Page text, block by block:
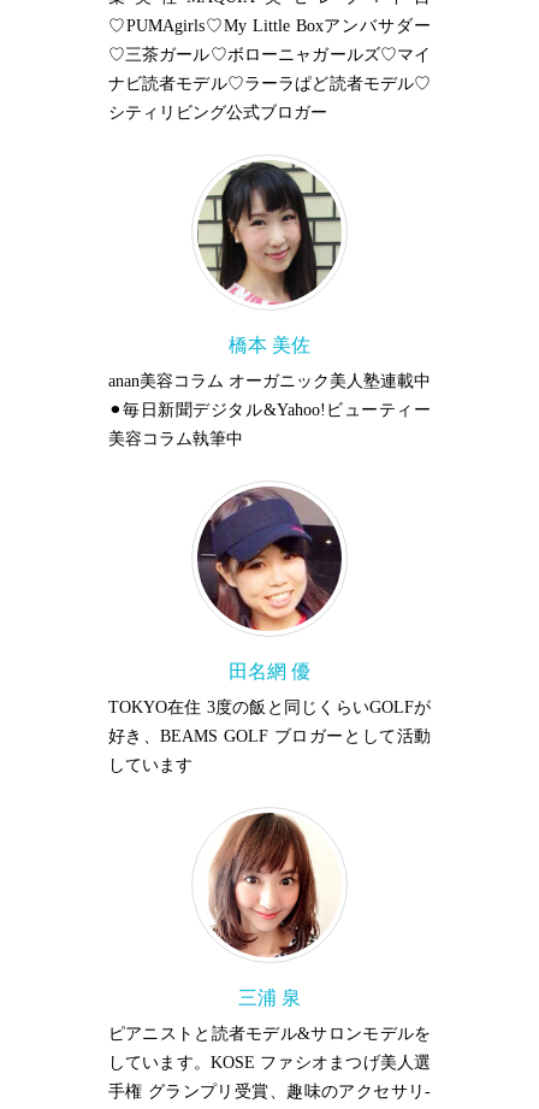
♡PUMAgirls♡My Little Boxアンバサダー
♡三茶ガール♡ボローニャガールズ♡マイ
ナビ読者モデル♡ラーラぱど読者モデル♡
シティリビング公式ブロガー
橋本 美佐
anan美容コラム オーガニック美人塾連載中
⚫︎毎日新聞デジタル&Yahoo!ビューティー
美容コラム執筆中
田名網 優
TOKYO在住 3度の飯と同じくらいGOLFが
好き、BEAMS GOLF ブロガーとして活動
しています
三浦 泉
ピアニストと読者モデル&サロンモデルを
しています。KOSE ファシオまつげ美人選
手権 グランプリ受賞、趣味のアクセサリ-